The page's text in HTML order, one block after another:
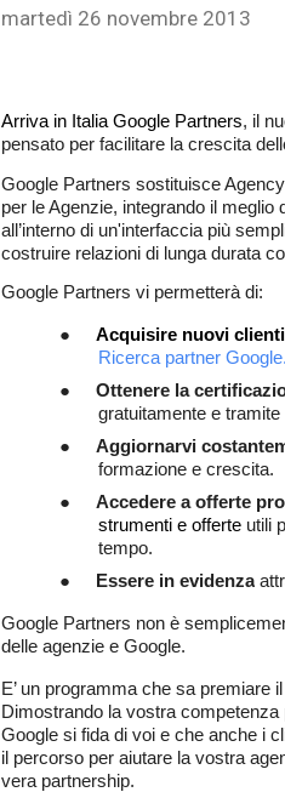
martedì 26 novembre 2013
Arriva in Italia Google Partners, il
pensato per facilitare la crescita
Google Partners sostituisce
per le Agenzie, integrando il
all’interno di un'interfaccia più
costruire relazioni di lunga durata
Google Partners vi permetterà di:
● Acquisire nuovi clienti
Ricerca partner Google.
●
Ottenere la
gratuitamente e
●
Aggiornarvi
        formazione e crescita.
●
Accedere a offerte
        strumenti e offerte
utili
        tempo.
●
Essere in evidenza
Google Partners non è
delle agenzie e Google.
E’ un programma che sa premiare
Dimostrando la vostra
Google si fida di voi e che anche i
il percorso per aiutare la vostra
vera partnership.